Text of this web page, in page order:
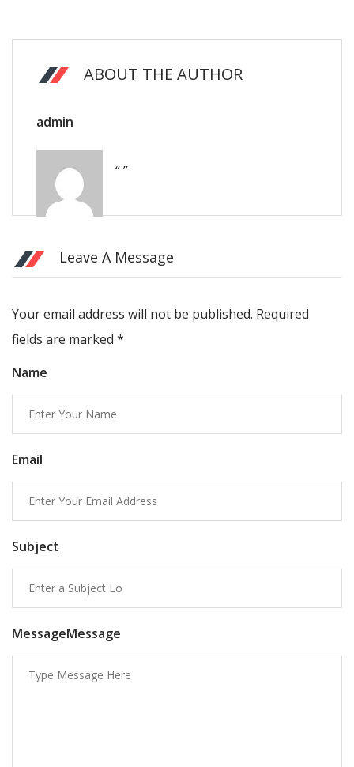
ABOUT THE AUTHOR
admin
“ ”
Leave A Message
Your email address will not be published. Required
fields are marked *
Name
Email
Subject
MessageMessage